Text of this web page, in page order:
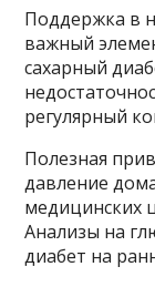
Поддержка в
важный
сахарный
регулярный
Полезная
давление
медицинских
Анализы на
диабет на